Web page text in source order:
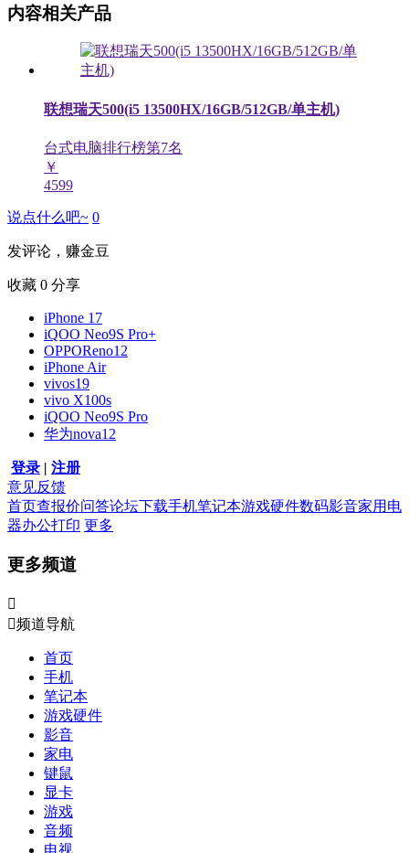
内容相关产品
联想瑞天500(i5 13500HX/16GB/512GB/单主机)
台式电脑排行榜第7名
￥
4599
说点什么吧~ 0
发评论，赚金豆
收藏 0 分享
iPhone 17
iQOO Neo9S Pro+
OPPOReno12
iPhone Air
vivos19
vivo X100s
iQOO Neo9S Pro
华为nova12
登录 | 注册
意见反馈
首页查报价问答论坛下载手机笔记本游戏硬件数码影音家用电
器办公打印 更多
更多频道

频道导航
首页
手机
笔记本
游戏硬件
影音
家电
键鼠
显卡
游戏
音频